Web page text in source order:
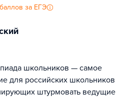
за ЕГЭ
школьников — самое
для российских школьников
штурмовать ведущие